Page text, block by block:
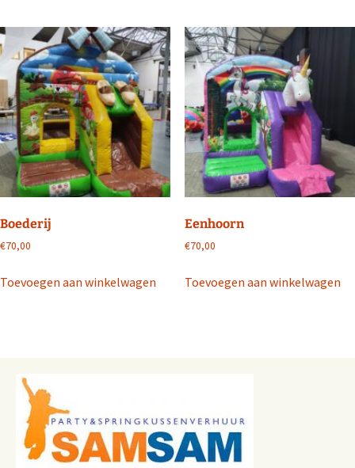
Boederij
€70,00
Toevoegen aan winkelwagen
Eenhoorn
€70,00
Toevoegen aan winkelwagen